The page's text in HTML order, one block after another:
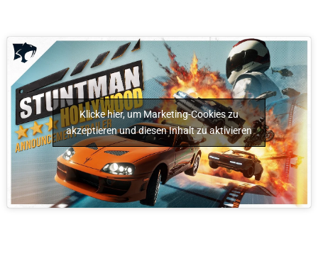
Klicke hier, um Marketing-Cookies zu
akzeptieren und diesen Inhalt zu aktivieren